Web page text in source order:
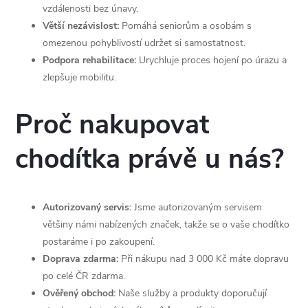
vzdálenosti bez únavy.
Větší nezávislost: Pomáhá seniorům a osobám s
omezenou pohyblivostí udržet si samostatnost.
Podpora rehabilitace: Urychluje proces hojení po úrazu a
zlepšuje mobilitu.
Proč nakupovat
chodítka právě u nás?
Autorizovaný servis: Jsme autorizovaným servisem
většiny námi nabízených značek, takže se o vaše chodítko
postaráme i po zakoupení.
Doprava zdarma: Při nákupu nad 3 000 Kč máte dopravu
po celé ČR zdarma.
Ověřený obchod: Naše služby a produkty doporučují